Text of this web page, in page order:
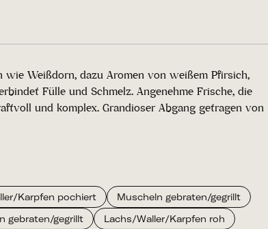
wie Weißdorn, dazu Aromen von weißem Pfirsich,
Fülle und Schmelz. Angenehme Frische, die
und komplex. Grandioser Abgang getragen von
Karpfen pochiert
Muscheln gebraten/gegrillt
gebraten/gegrillt
Lachs/Waller/Karpfen roh